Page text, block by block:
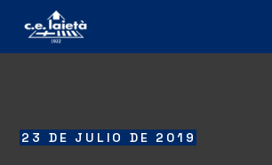
23 DE JULIO DE 2019